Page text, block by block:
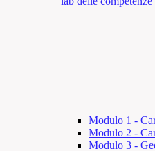
Modulo 1 -
Modulo 2 -
Modulo 3 -